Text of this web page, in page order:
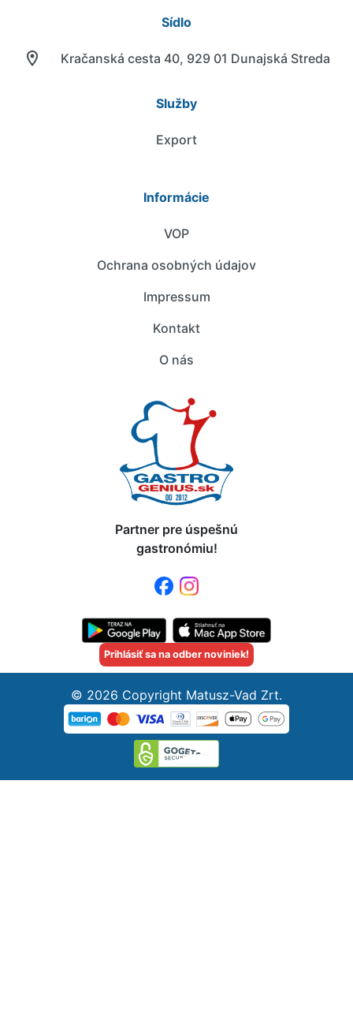
Sídlo
Kračanská cesta 40, 929 01 Dunajská Streda
Služby
Export
Informácie
VOP
Ochrana osobných údajov
Impressum
Kontakt
O nás
Partner pre úspešnú
gastronómiu!
Prihlásiť sa na odber noviniek!
© 2026 Copyright Matusz-Vad Zrt.